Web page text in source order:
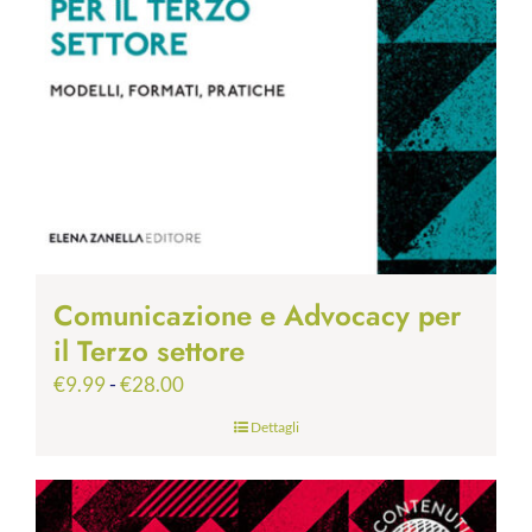
Comunicazione e Advocacy per
il Terzo settore
€9.99-€28.00Fascia
€9.99
Dettagli